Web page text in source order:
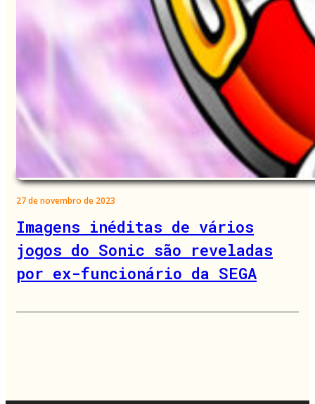
27 de novembro de 2023
Imagens inéditas de vários
jogos do Sonic são reveladas
por ex-funcionário da SEGA